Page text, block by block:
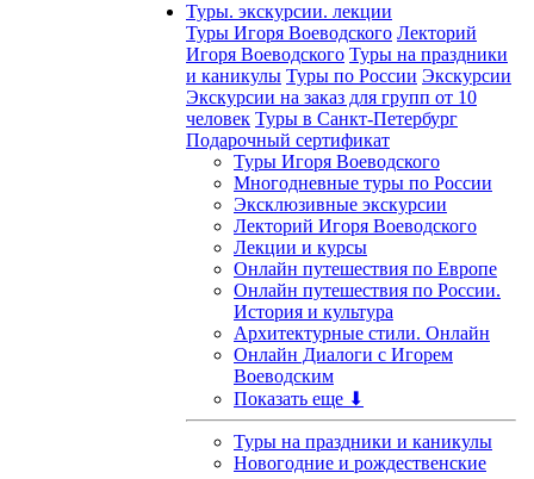
Туры. экскурсии. лекции
Туры Игоря Воеводского Лекторий
Игоря Воеводского Туры на праздники
и каникулы Туры по России Экскурсии
Экскурсии на заказ для групп от 10
человек Туры в Санкт-Петербург
Подарочный сертификат
Туры Игоря Воеводского
Многодневные туры по России
Эксклюзивные экскурсии
Лекторий Игоря Воеводского
Лекции и курсы
Онлайн путешествия по Европе
Онлайн путешествия по России.
История и культура
Архитектурные стили. Онлайн
Онлайн Диалоги с Игорем
Воеводским
Показать еще ⬇
Туры на праздники и каникулы
Новогодние и рождественские